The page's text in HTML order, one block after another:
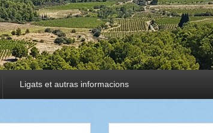
Ligats et autras informacions